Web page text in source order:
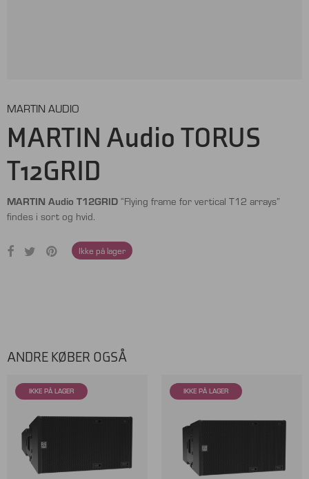
MARTIN AUDIO
MARTIN Audio TORUS
T12GRID
MARTIN Audio T12GRID “Flying frame for vertical T12 arrays”
findes i sort og hvid.
Ikke på lager
ANDRE KØBER OGSÅ